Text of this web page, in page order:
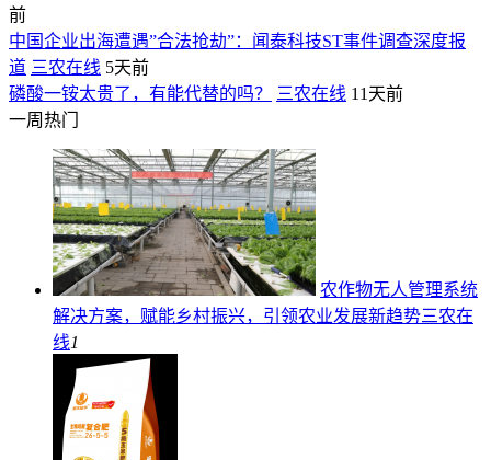
前
中国企业出海遭遇”合法抢劫”：闻泰科技ST事件调查深度报
道 三农在线 5天前
磷酸一铵太贵了，有能代替的吗？
三农在线 11天前
一周热门
农作物无人管理系统
解决方案，赋能乡村振兴，引领农业发展新趋势三农在
线1